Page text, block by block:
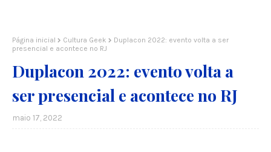
Página inicial Cultura Geek
Duplacon 2022: evento volta a ser
presencial e acontece no RJ
Duplacon 2022: evento volta a
ser presencial e acontece no RJ
maio 17, 2022